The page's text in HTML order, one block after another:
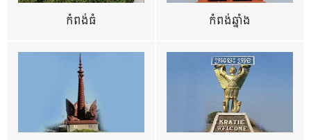
កំពង់ធំ កំពង់ឆ្នាំង